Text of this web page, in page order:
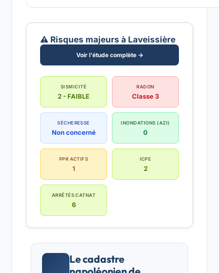
⚠️ Risques majeurs à Laveissière
Voir l'étude complète →
SISMICITÉ
2 - FAIBLE
RADON
Classe 3
SÉCHERESSE
Non concerné
INONDATIONS (AZI)
0
PPR ACTIFS
1
ICPE
2
ARRÊTÉS CATNAT
6
Le cadastre